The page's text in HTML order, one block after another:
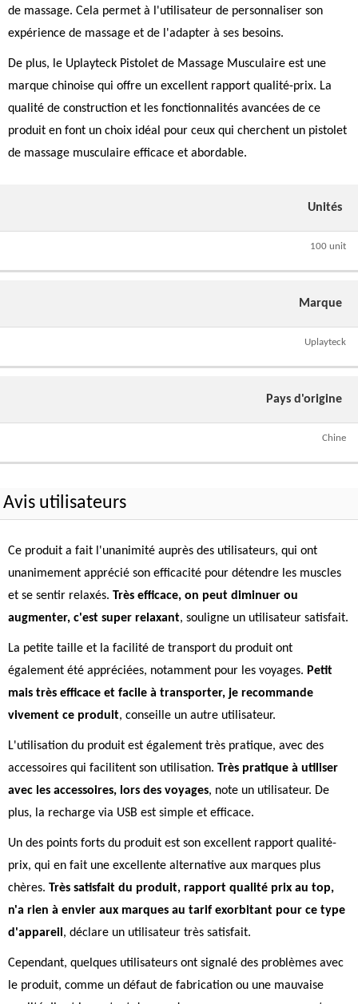
de massage. Cela permet à l'utilisateur de personnaliser son
expérience de massage et de l'adapter à ses besoins.
De plus, le Uplayteck Pistolet de Massage Musculaire est une
marque chinoise qui offre un excellent rapport qualité-prix. La
qualité de construction et les fonctionnalités avancées de ce
produit en font un choix idéal pour ceux qui cherchent un pistolet
de massage musculaire efficace et abordable.
Unités
100 unit
Marque
Uplayteck
Pays d'origine
Chine
Avis utilisateurs
Ce produit a fait l'unanimité auprès des utilisateurs, qui ont
unanimement apprécié son efficacité pour détendre les muscles
et se sentir relaxés. Très efficace, on peut diminuer ou
augmenter, c'est super relaxant, souligne un utilisateur satisfait.
La petite taille et la facilité de transport du produit ont
également été appréciées, notamment pour les voyages. Petit
mais très efficace et facile à transporter, je recommande
vivement ce produit, conseille un autre utilisateur.
L'utilisation du produit est également très pratique, avec des
accessoires qui facilitent son utilisation. Très pratique à utiliser
avec les accessoires, lors des voyages, note un utilisateur. De
plus, la recharge via USB est simple et efficace.
Un des points forts du produit est son excellent rapport qualité-
prix, qui en fait une excellente alternative aux marques plus
chères. Très satisfait du produit, rapport qualité prix au top,
n'a rien à envier aux marques au tarif exorbitant pour ce type
d'appareil , déclare un utilisateur très satisfait.
Cependant, quelques utilisateurs ont signalé des problèmes avec
le produit, comme un défaut de fabrication ou une mauvaise